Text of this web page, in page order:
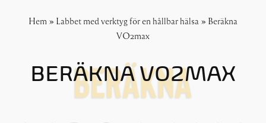
Hem » Labbet med verktyg för en hållbar hälsa » Beräkna
VO2max
BERÄKNA VO2MAX